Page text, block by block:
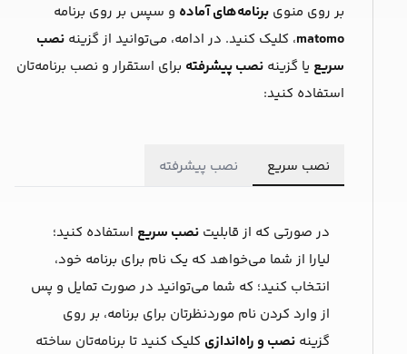
بر روی منوی برنامه‌های آماده و سپس بر روی برنامه
matomo، کلیک کنید. در ادامه، می‌توانید از گزینه نصب
سریع یا گزینه نصب پیشرفته برای استقرار و نصب برنامه‌تان
استفاده کنید:
نصب سریع نصب پیشرفته
در صورتی که از قابلیت نصب سریع استفاده کنید؛
لیارا از شما می‌خواهد که یک ‌نام برای برنامه خود،
انتخاب کنید؛ که شما می‌توانید در صورت تمایل و پس
از وارد کردن نام موردنظرتان برای برنامه، بر روی
گزینه نصب و راه‌اندازی کلیک کنید تا برنامه‌‌تان ساخته